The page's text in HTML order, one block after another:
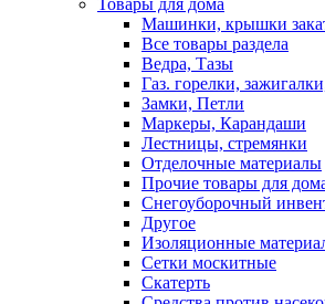
Машинки, крышки
Все товары раздела
Ведра, Тазы
Газ. горелки,
Замки, Петли
Маркеры, Карандаши
Лестницы, стремянки
Отделочные материалы
Прочие товары для
Снегоуборочный
Другое
Изоляционные
Сетки москитные
Скатерть